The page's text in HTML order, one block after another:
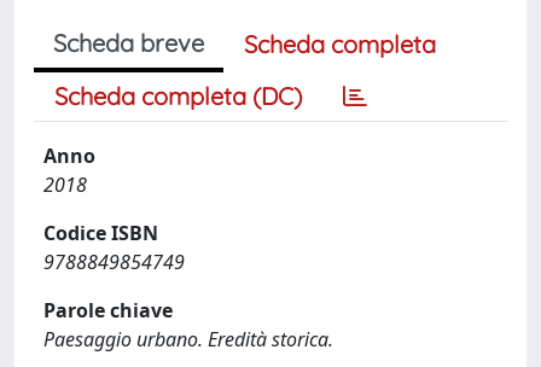
Scheda breve
Scheda completa
Scheda completa (DC)
Anno
2018
Codice ISBN
9788849854749
Parole chiave
Paesaggio urbano. Eredità storica.